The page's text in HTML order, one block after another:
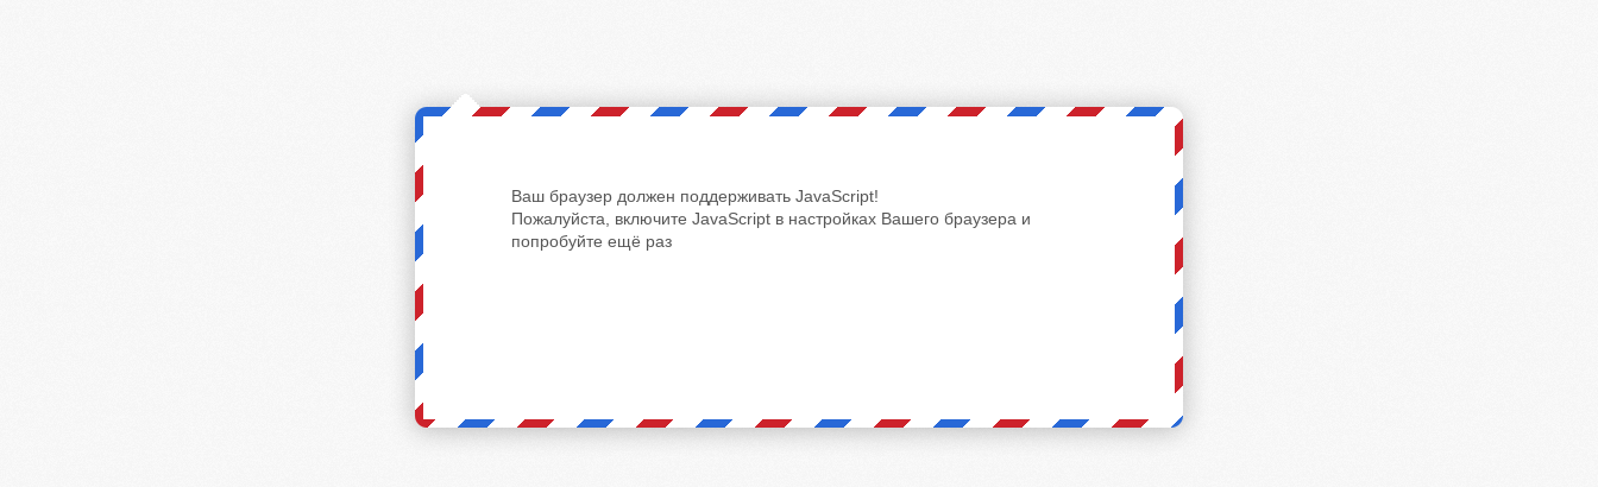
Ваш браузер должен поддерживать JavaScript!
Пожалуйста, включите JavaScript в настройках Вашего браузера и
попробуйте ещё раз